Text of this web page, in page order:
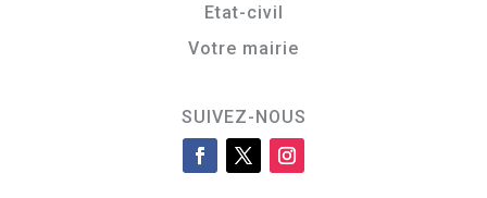
Etat-civil
Votre mairie
SUIVEZ-NOUS